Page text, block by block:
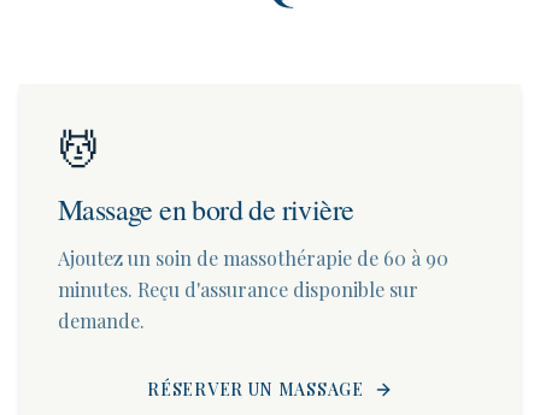
💆
Massage en bord de rivière
Ajoutez un soin de massothérapie de 60 à 90
minutes. Reçu d'assurance disponible sur
demande.
RÉSERVER UN MASSAGE